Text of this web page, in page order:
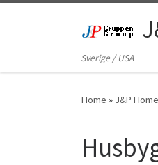
Sverige / USA
Home » J&P